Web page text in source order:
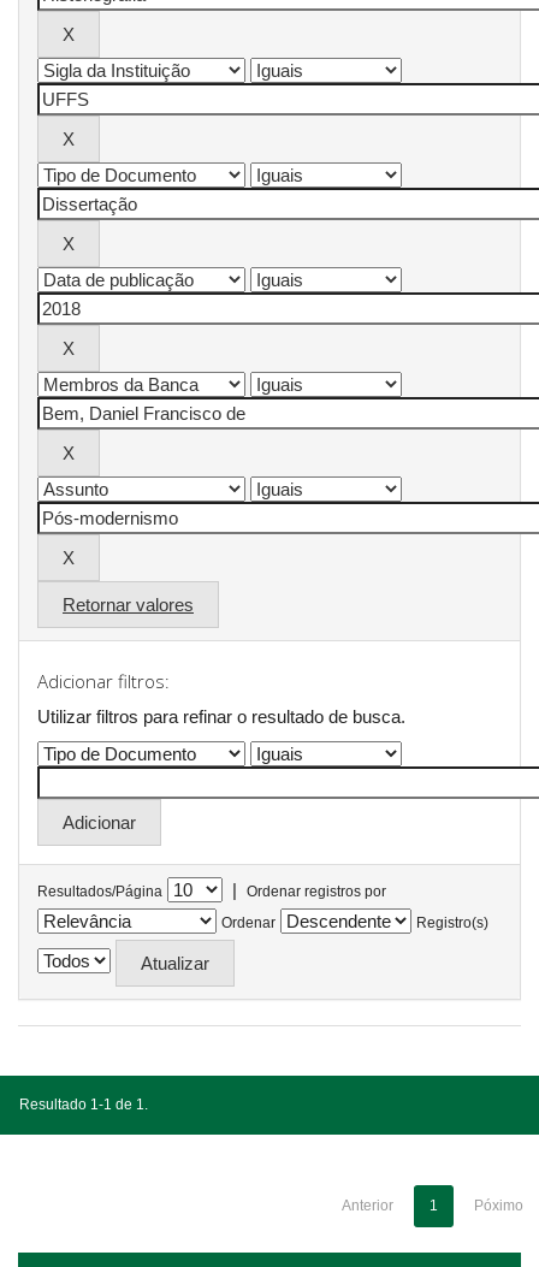
Retornar valores
Adicionar filtros:
Utilizar filtros para refinar o resultado de busca.
Resultados/Página |
Ordenar registros por
Ordenar
Registro(s)
Resultado 1-1 de 1.
Anterior 1 Póximo